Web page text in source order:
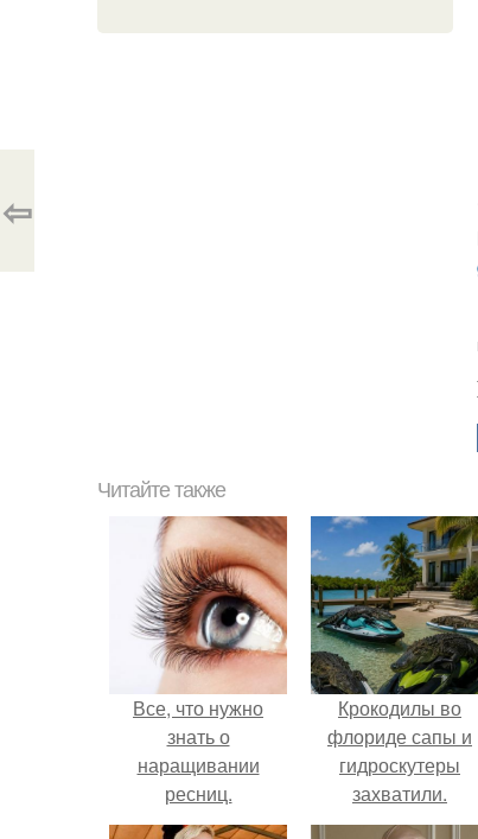
⇦
Читайте также
Все, что нужно
знать о
наращивании
ресниц.
Крокодилы во
флориде сапы и
гидроскутеры
захватили.